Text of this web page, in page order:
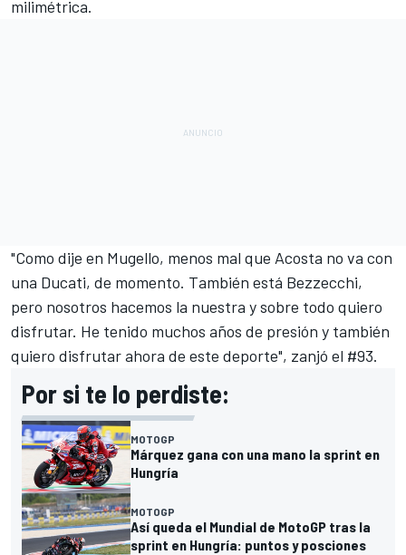
milimétrica.
"Como dije en Mugello, menos mal que Acosta no va con
una Ducati, de momento. También está Bezzecchi,
pero nosotros hacemos la nuestra y sobre todo quiero
disfrutar. He tenido muchos años de presión y también
quiero disfrutar ahora de este deporte", zanjó el #93.
Por si te lo perdiste:
MOTOGP
Márquez gana con una mano la sprint en
Hungría
MOTOGP
Así queda el Mundial de MotoGP tras la
sprint en Hungría: puntos y posciones